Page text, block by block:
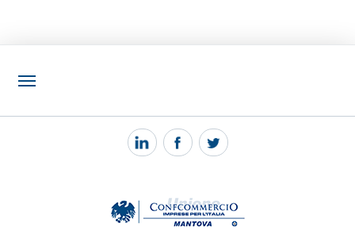
NOTIZIE
PEC MANTOVA MAIL